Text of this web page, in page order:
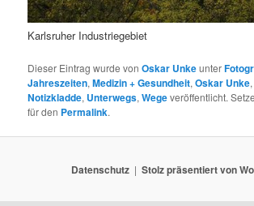
Karlsruher Industriegebiet
Dieser Eintrag wurde vonOskar Unkeunter
Jahreszeiten,Medizin + Gesundheit,Oskar Unke
Notizkladde, Unterwegs,Wegeveröffentlicht.
für den Permalink.
Datenschutz Stolz präsentiert von